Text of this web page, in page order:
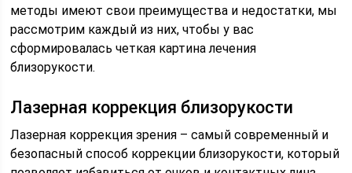
методы имеют свои преимущества и недостатки, мы
рассмотрим каждый из них, чтобы у вас
сформировалась четкая картина лечения
близорукости.
Лазерная коррекция близорукости
Лазерная коррекция зрения – самый современный и
безопасный способ коррекции близорукости, который